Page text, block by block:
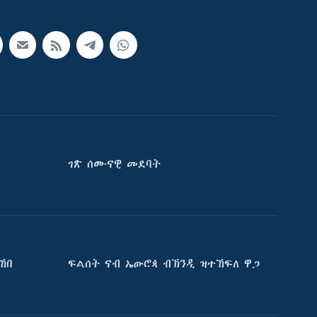
ገጽ ሰሙናዊ መደባት
ፍልሰት ናብ ኤውሮጳ ብኽንዲ ዝተኸፍለ ዋጋ